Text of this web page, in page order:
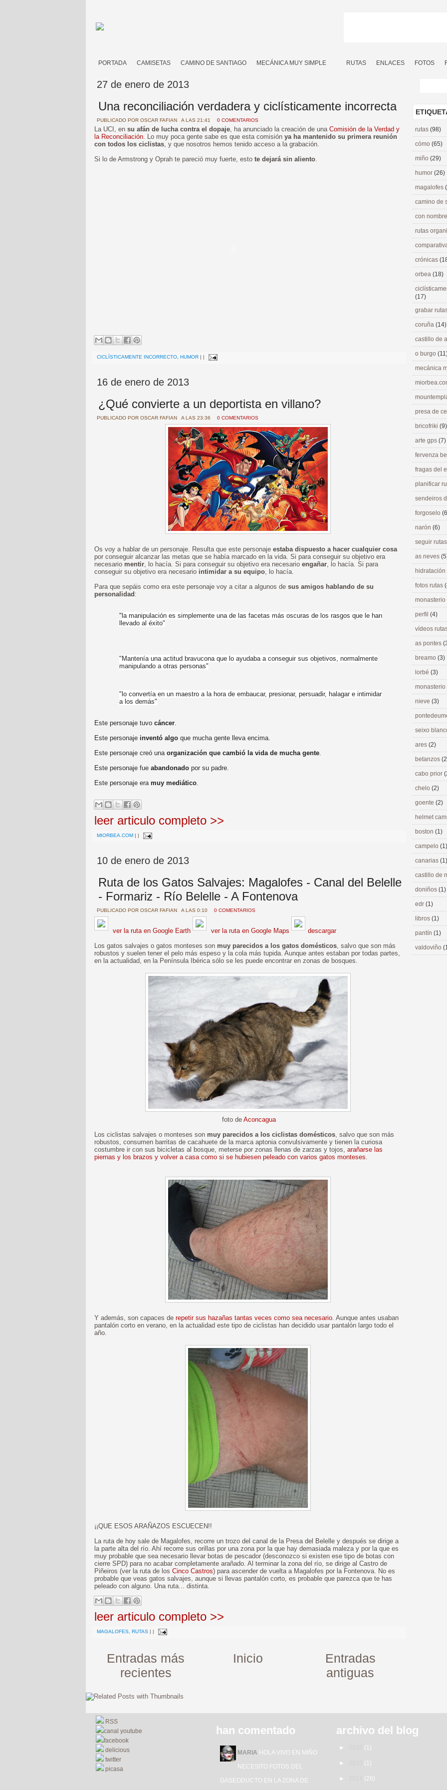
PORTADA CAMISETAS CAMINO DE SANTIAGO MECÁNICA MUY SIMPLE RUTAS ENLACES FOTOS
27 de enero de 2013
Una reconciliación verdadera y ciclísticamente incorrecta
PUBLICADO POR OSCAR FAFIAN A LAS 21:41 0 COMENTARIOS
La UCI, en su afán de lucha contra el dopaje, ha anunciado la creación de una Comisión de la Verdad y
la Reconciliación. Lo muy poca gente sabe es que esta comisión ya ha mantenido su primera reunión
con todos los ciclistas, y que nosotros hemos tenido acceso a la grabación.
Si lo de Armstrong y Oprah te pareció muy fuerte, esto te dejará sin aliento.
CICLÍSTICAMENTE INCORRECTO HUMOR | |
16 de enero de 2013
¿Qué convierte a un deportista en villano?
PUBLICADO POR OSCAR FAFIAN A LAS 23:36 0 COMENTARIOS
Os voy a hablar de un personaje. Resulta que este personaje estaba dispuesto a hacer cualquier cosa
por conseguir alcanzar las metas que se había marcado en la vida. Si para conseguir su objetivo era
necesario mentir , lo hacía. Si para conseguir su objetivo era necesario engañar , lo hacía. Si para
conseguir su objetivo era necesario intimidar a su equipo , lo hacía.
Para que sepáis como era este personaje voy a citar a algunos de sus amigos hablando de su
personalidad:
"la manipulación es simplemente una de las facetas más oscuras de los rasgos que le han
llevado al éxito"
"Mantenía una actitud bravucona que lo ayudaba a conseguir sus objetivos, normalmente
manipulando a otras personas"
"lo convertía en un maestro a la hora de embaucar, presionar, persuadir, halagar e intimidar
a los demás"
Este personaje tuvo cáncer
Este personaje inventó algo que mucha gente lleva encima.
Este personaje creó una organización que cambió la vida de mucha gente
Este personaje fue abandonado por su padre.
Este personaje era muy mediático
leer articulo completo >>
MIORBEA.COM | |
10 de enero de 2013
Ruta de los Gatos Salvajes: Magalofes - Canal del Belelle
- Formariz - Río Belelle - A Fontenova
PUBLICADO POR OSCAR FAFIAN A LAS 0:10 0 COMENTARIOS
ver la ruta en Google Earth ver la ruta en Google Maps
descargar
Los gatos salvajes o gatos monteses son muy parecidos a los gatos domésticos, salvo que son más
robustos y suelen tener el pelo más espeso y la cola más tupida. Aunque antes estaban por todas partes,
en la actualidad, en la Península Ibérica sólo se les puede encontrar en zonas de bosques.
foto de Aconcagua
Los ciclistas salvajes o monteses son muy parecidos a los ciclistas domésticos, salvo que son más
robustos, consumen barritas de cacahuete de la marca aptonia convulsivamente y tienen la curiosa
costumbre ir con sus bicicletas al bosque, meterse por zonas llenas de zarzas y tojos, arañarse las
piernas y los brazos y volver a casa como si se hubiesen peleado con varios gatos monteses.
Y además, son capaces de repetir sus hazañas tantas veces como sea necesario. Aunque antes usaban
pantalón corto en verano, en la actualidad este tipo de ciclistas han decidido usar pantalón largo todo el
año.
¡¡QUE ESOS ARAÑAZOS ESCUECEN!!
La ruta de hoy sale de Magalofes, recorre un trozo del canal de la Presa del Belelle y después se dirige a
la parte alta del río. Ahí recorre sus orillas por una zona por la que hay demasiada maleza y por la que es
muy probable que sea necesario llevar botas de pescador (desconozco si existen ese tipo de botas con
cierre SPD) para no acabar completamente arañado. Al terminar la zona del río, se dirige al Castro de
Piñeiros (ver la ruta de los Cinco Castros) para ascender de vuelta a Magalofes por la Fontenova. No es
probable que veas gatos salvajes, aunque si llevas pantalón corto, es probable que parezca que te has
peleado con alguno. Una ruta... distinta.
leer articulo completo >>
MAGALOFES RUTAS | |
Entradas más
recientes
Entradas
antiguas
Inicio
rutas (98)
cómo (65)
miño (29)
humor (26)
magalofes
camino de
con
rutas
crónicas
orbea (18)
(17)
grabar
coruña (14)
castillo de
o burgo
mecánica
presa de
bricofriki (9)
arte gps (7)
fervenza
fragas del
planificar
sendeiros
forgoselo
narón (6)
seguir
as neves
hidratación
fotos rutas
perfil (4)
vídeos
as pontes
breamo (3)
lorbé (3)
nieve (3)
seixo
ares (2)
betanzos
cabo prior
chelo (2)
goente (2)
helmet
boston (1)
campelo (1)
canarias (1)
castillo de
doniños (1)
edr (1)
libros (1)
pantín (1)
valdoviño
RSS
canal youtube
facebook
delicious
twitter
picasa
han comentado
MARIA HOLA VIVO EN MIÑO
NECESITO FOTOS DEL
GASEODUCTO EN LA ZONA DE
archivo del blog
► (1)
► (1)
► (26)